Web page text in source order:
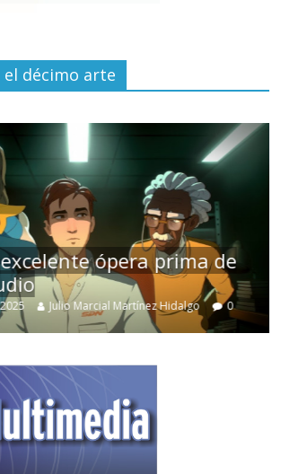
el décimo arte
ópera prima de
Julio Marcial Martínez Hidalgo 0